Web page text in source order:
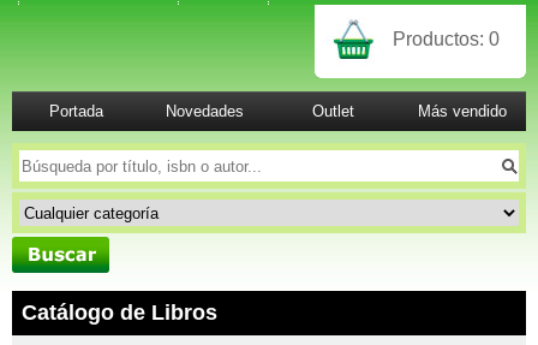
Productos: 0
Portada Novedades Outlet Más vendido
Catálogo de Libros